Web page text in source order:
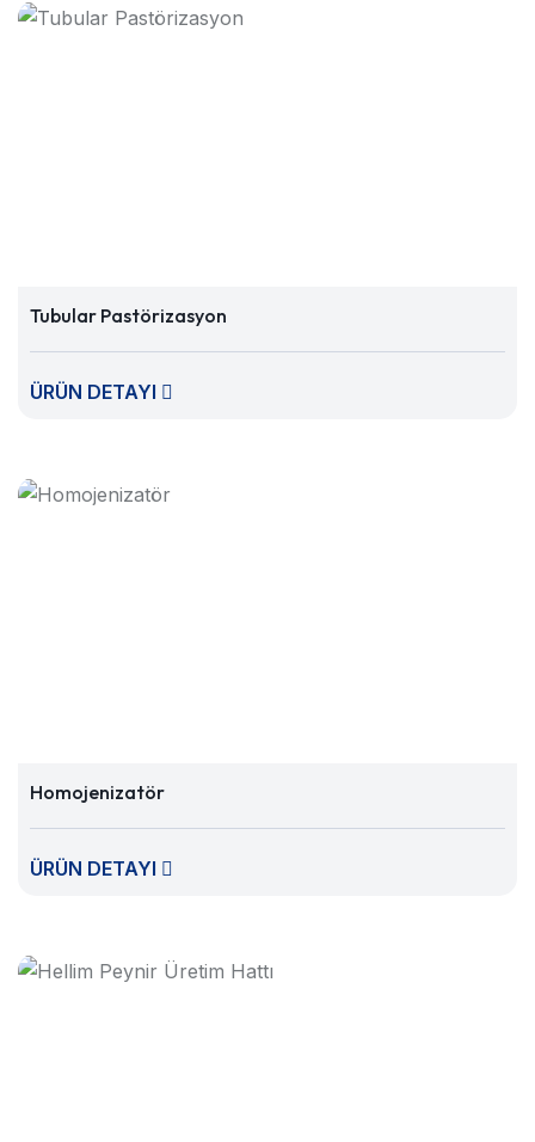
Tubular Pastörizasyon
ÜRÜN DETAYI
Homojenizatör
ÜRÜN DETAYI